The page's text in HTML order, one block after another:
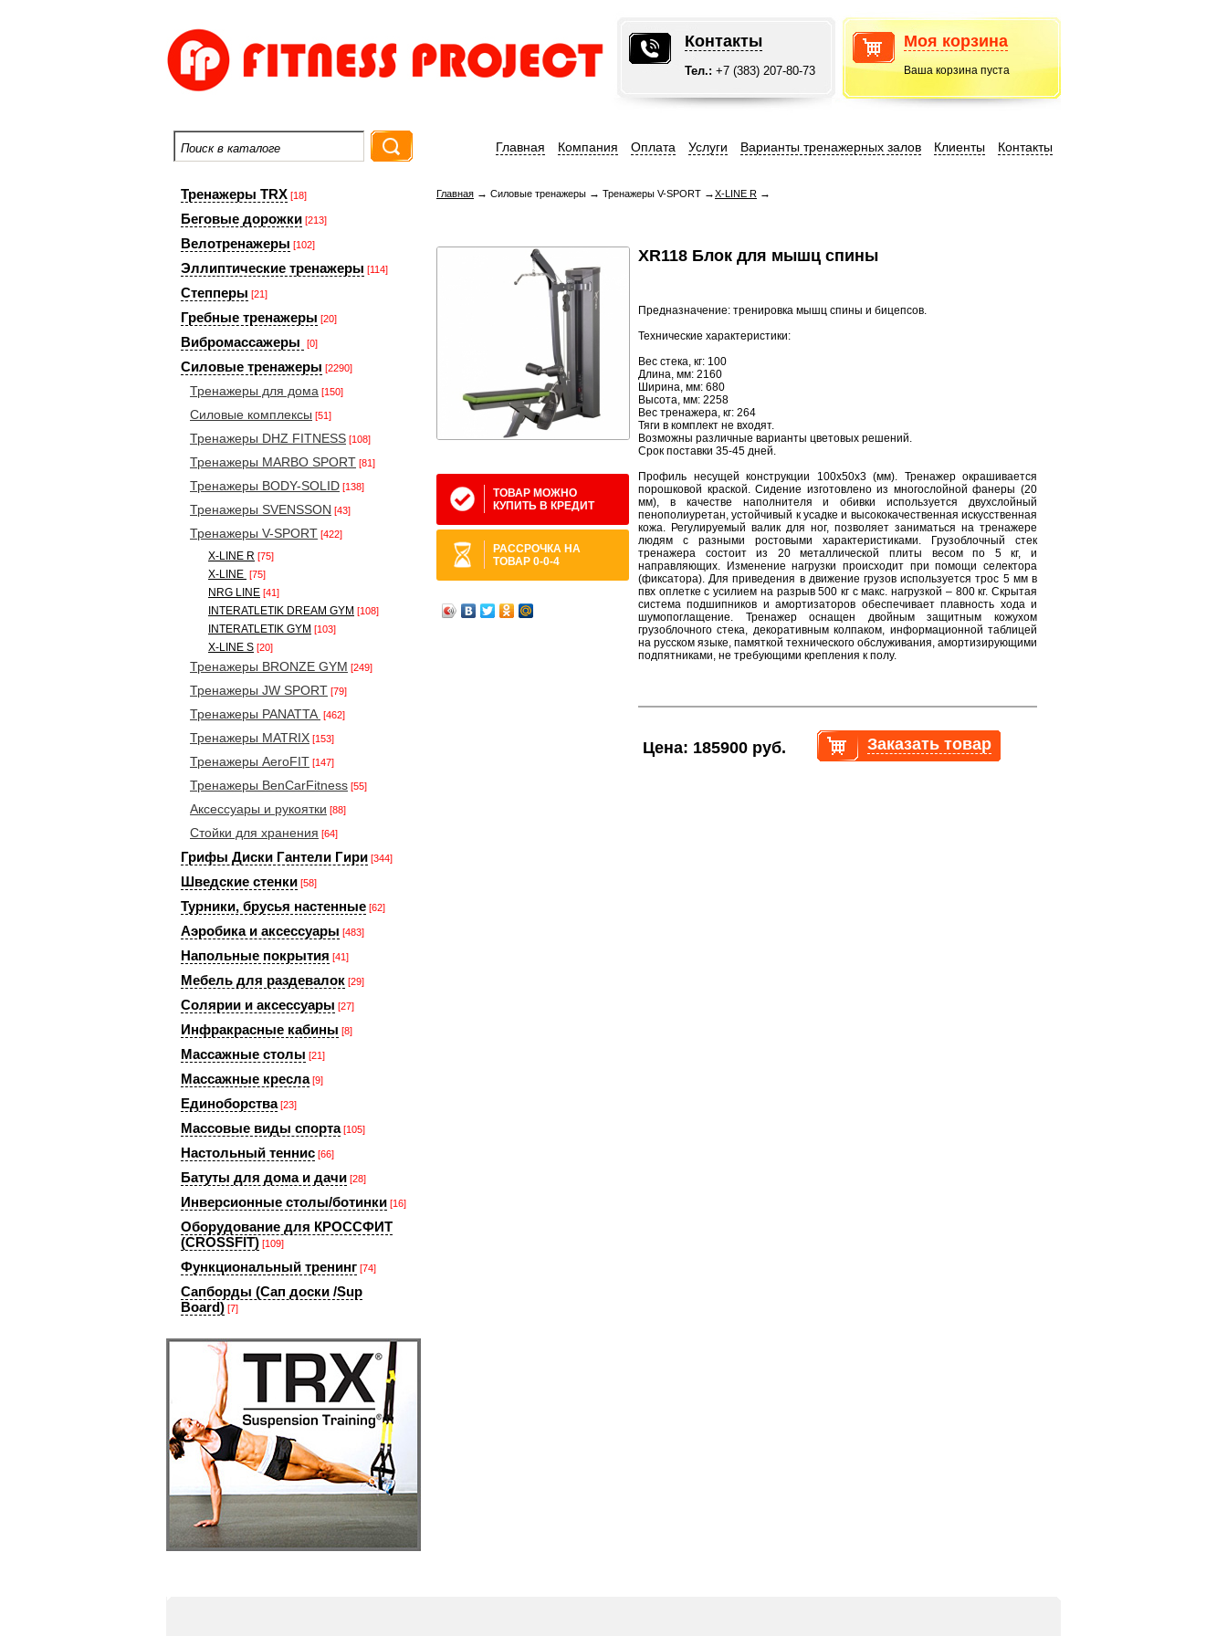
Контакты
Тел.: +7 (383) 207-80-73
Моя корзина
Ваша корзина пуста
Главная Компания Оплата Услуги Варианты тренажерных залов Клиенты Контакты
Тренажеры TRX [18]
Беговые дорожки [213]
Велотренажеры [102]
Эллиптические тренажеры [114]
Степперы [21]
Гребные тренажеры [20]
Вибромассажеры [0]
Силовые тренажеры [2290]
Тренажеры для дома [150]
Силовые комплексы [51]
Тренажеры DHZ FITNESS [108]
Тренажеры MARBO SPORT [81]
Тренажеры BODY-SOLID [138]
Тренажеры SVENSSON [43]
Тренажеры V-SPORT [422]
X-LINE R [75]
X-LINE [75]
NRG LINE [41]
INTERATLETIK DREAM GYM [108]
INTERATLETIK GYM [103]
X-LINE S [20]
Тренажеры BRONZE GYM [249]
Тренажеры JW SPORT [79]
Тренажеры PANATTA [462]
Тренажеры MATRIX [153]
Тренажеры AeroFIT [147]
Тренажеры BenCarFitness [55]
Аксессуары и рукоятки [88]
Стойки для хранения [64]
Грифы Диски Гантели Гири [344]
Шведские стенки [58]
Турники, брусья настенные [62]
Аэробика и аксессуары [483]
Напольные покрытия [41]
Мебель для раздевалок [29]
Солярии и аксессуары [27]
Инфракрасные кабины [8]
Массажные столы [21]
Массажные кресла [9]
Единоборства [23]
Массовые виды спорта [105]
Настольный теннис [66]
Батуты для дома и дачи [28]
Инверсионные столы/ботинки [16]
Оборудование для КРОССФИТ
(CROSSFIT) [109]
Функциональный тренинг [74]
Сапборды (Сап доски /Sup
Board) [7]
Главная → Силовые тренажеры → Тренажеры V-SPORT →X-LINE R →
ТОВАР МОЖНО
КУПИТЬ В КРЕДИТ
РАССРОЧКА НА
ТОВАР 0-0-4
ХR118 Блок для мышц спины
Предназначение: тренировка мышц спины и бицепсов.
Технические характеристики:
Вес стека, кг: 100
Длина, мм: 2160
Ширина, мм: 680
Высота, мм: 2258
Вес тренажера, кг: 264
Тяги в комплект не входят.
Возможны различные варианты цветовых решений.
Срок поставки 35-45 дней.
Профиль несущей конструкции 100х50х3 (мм). Тренажер окрашивается
порошковой краской. Сидение изготовлено из многослойной фанеры (20
мм), в качестве наполнителя и обивки используется двухслойный
пенополиуретан, устойчивый к усадке и высококачественная искусственная
кожа. Регулируемый валик для ног, позволяет заниматься на тренажере
людям с разными ростовыми характеристиками. Грузоблочный стек
тренажера состоит из 20 металлической плиты весом по 5 кг, и
направляющих. Изменение нагрузки происходит при помощи селектора
(фиксатора). Для приведения в движение грузов используется трос 5 мм в
пвх оплетке с усилием на разрыв 500 кг с макс. нагрузкой – 800 кг. Скрытая
система подшипников и амортизаторов обеспечивает плавность хода и
шумопоглащение. Тренажер оснащен двойным защитным кожухом
грузоблочного стека, декоративным колпаком, информационной таблицей
на русском языке, памяткой технического обслуживания, амортизирующими
подпятниками, не требующими крепления к полу.
Цена: 185900 руб. Заказать товар